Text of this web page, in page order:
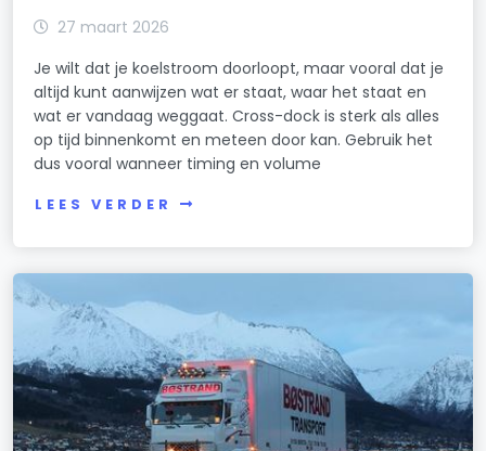
27 maart 2026
Je wilt dat je koelstroom doorloopt, maar vooral dat je
altijd kunt aanwijzen wat er staat, waar het staat en
wat er vandaag weggaat. Cross-dock is sterk als alles
op tijd binnenkomt en meteen door kan. Gebruik het
dus vooral wanneer timing en volume
LEES VERDER